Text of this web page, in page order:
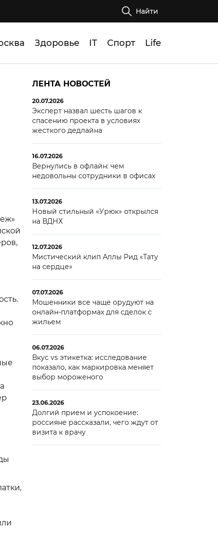
Найти
Здоровье IT Спорт Life
ЛЕНТА НОВОСТЕЙ
20.07.2026
Эксперт назвал шесть шагов к
спасению проекта в условиях
жесткого дедлайна
16.07.2026
Вернулись в офлайн: чем
недовольны сотрудники в офисах
13.07.2026
Новый стильный «Урюк» открылся
на ВДНХ
12.07.2026
Мистический клип Аллы Рид «Тату
на сердце»
07.07.2026
Мошенники все чаще орудуют на
онлайн-платформах для сделок с
жильем
06.07.2026
Вкус vs этикетка: исследование
показало, как маркировка меняет
выбор мороженого
23.06.2026
Долгий прием и успокоение:
россияне рассказали, чего ждут от
визита к врачу